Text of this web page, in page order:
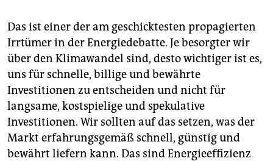
Das ist einer der am geschicktesten propagierten
Irrtümer in der Energiedebatte. Je besorgter wir
über den Klimawandel sind, desto wichtiger ist es,
uns für schnelle, billige und bewährte
Investitionen zu entscheiden und nicht für
langsame, kostspielige und spekulative
Investitionen. Wir sollten auf das setzen, was der
Markt erfahrungsgemäß schnell, günstig und
bewährt liefern kann. Das sind Energieeffizienz